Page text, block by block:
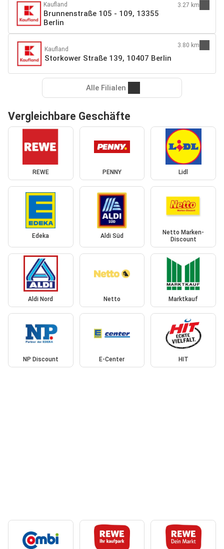
Kaufland
Brunnenstraße 105 - 109, 13355
Berlin
3.27 km
Kaufland
Storkower Straße 139, 10407 Berlin
3.80 km
Alle Filialen
Vergleichbare Geschäfte
REWE PENNY Lidl
Edeka Aldi Süd
Netto Marken-
Discount
Aldi Nord Netto Marktkauf
NP Discount E-Center HIT